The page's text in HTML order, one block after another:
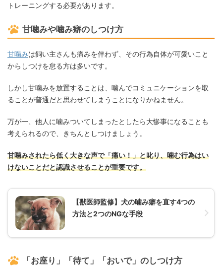
トレーニングする必要があります。
甘噛みや噛み癖のしつけ方
甘噛みは飼い主さんも痛みを伴わず、その行為自体が可愛いこと
からしつけを怠る方は多いです。
しかし甘噛みを放置することは、噛んでコミュニケーションを取
ることが普通だと思わせてしまうことになりかねません。
万が一、他人に噛みついてしまったとしたら大惨事になることも
考えられるので、きちんとしつけましょう。
甘噛みされたら低く大きな声で「痛い！」と叱り、噛む行為はい
けないことだと認識させることが重要です。
【獣医師監修】犬の噛み癖を直す4つの
方法と2つのNGな手段
「お座り」「待て」「おいで」のしつけ方